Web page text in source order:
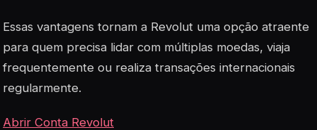
Essas vantagens tornam a Revolut uma opção atraente
para quem precisa lidar com múltiplas moedas, viaja
frequentemente ou realiza transações internacionais
regularmente.
Abrir Conta Revolut